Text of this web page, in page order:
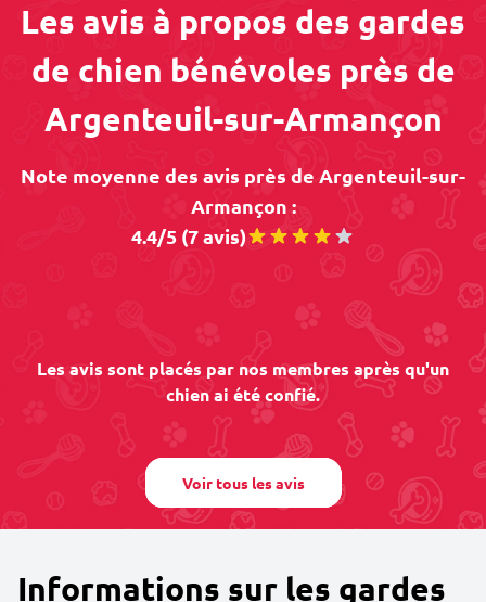
Les avis à propos des gardes
de chien bénévoles près de
Argenteuil-sur-Armançon
Note moyenne des avis près de Argenteuil-sur-
Armançon :
4.4/5 (7 avis)
Les avis sont placés par nos membres après qu'un
chien ai été confié.
Voir tous les avis
Informations sur les gardes